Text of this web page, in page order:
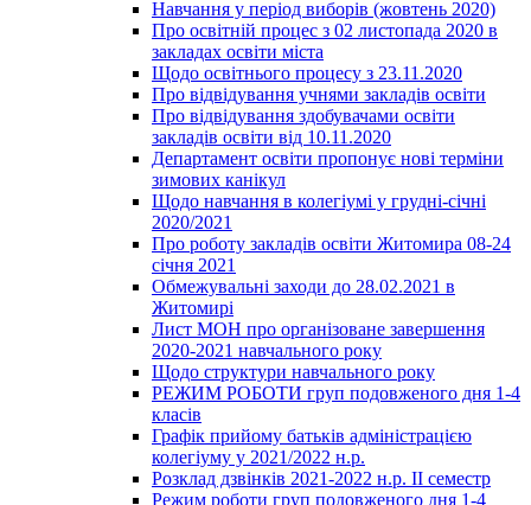
Навчання у період виборів (жовтень 2020)
Про освітній процес з 02 листопада 2020 в
закладах освіти міста
Щодо освітнього процесу з 23.11.2020
Про відвідування учнями закладів освіти
Про відвідування здобувачами освіти
закладів освіти від 10.11.2020
Департамент освіти пропонує нові терміни
зимових канікул
Щодо навчання в колегіумі у грудні-січні
2020/2021
Про роботу закладів освіти Житомира 08-24
січня 2021
Обмежувальні заходи до 28.02.2021 в
Житомирі
Лист МОН про організоване завершення
2020-2021 навчального року
Щодо структури навчального року
РЕЖИМ РОБОТИ груп подовженого дня 1-4
класів
Графік прийому батьків адміністрацією
колегіуму у 2021/2022 н.р.
Розклад дзвінків 2021-2022 н.р. ІІ семестр
Режим роботи груп подовженого дня 1-4